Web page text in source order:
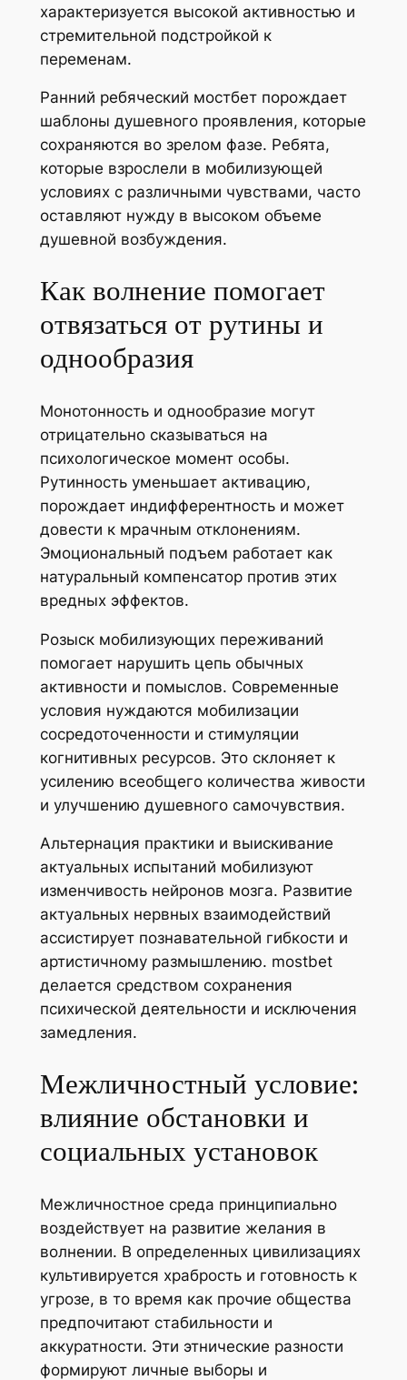
характеризуется высокой активностью и
стремительной подстройкой к
переменам.
Ранний ребяческий мостбет порождает
шаблоны душевного проявления, которые
сохраняются во зрелом фазе. Ребята,
которые взрослели в мобилизующей
условиях с различными чувствами, часто
оставляют нужду в высоком объеме
душевной возбуждения.
Как волнение помогает
отвязаться от рутины и
однообразия
Монотонность и однообразие могут
отрицательно сказываться на
психологическое момент особы.
Рутинность уменьшает активацию,
порождает индифферентность и может
довести к мрачным отклонениям.
Эмоциональный подъем работает как
натуральный компенсатор против этих
вредных эффектов.
Розыск мобилизующих переживаний
помогает нарушить цепь обычных
активности и помыслов. Современные
условия нуждаются мобилизации
сосредоточенности и стимуляции
когнитивных ресурсов. Это склоняет к
усилению всеобщего количества живости
и улучшению душевного самочувствия.
Альтернация практики и выискивание
актуальных испытаний мобилизуют
изменчивость нейронов мозга. Развитие
актуальных нервных взаимодействий
ассистирует познавательной гибкости и
артистичному размышлению. mostbet
делается средством сохранения
психической деятельности и исключения
замедления.
Межличностный условие:
влияние обстановки и
социальных установок
Межличностное среда принципиально
воздействует на развитие желания в
волнении. В определенных цивилизациях
культивируется храбрость и готовность к
угрозе, в то время как прочие общества
предпочитают стабильности и
аккуратности. Эти этнические разности
формируют личные выборы и